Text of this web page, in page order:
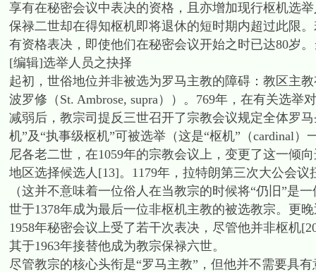
享有在秘密会议中表决的资格，且亦增加现行枢机选
保禄二世却在得知枢机即将退休的短时期内超过此限
有资格表决，即使他们在秘密会议开始之时已达80岁
[编辑]选举人员之抉择
起初，世俗地位并非被选为罗马主教的障碍：教区主
波罗修（St. Ambrose, supra））。769年，在有关选
减弱后，教宗司提反三世召开了宗教会议规定全体罗
机”及“执事级枢机”可被选举（这是“枢机”（cardinal
尼各老二世，在1059年的宗教会议上，变更了这一倾
地区选择候选人[13]。1179年，拉特朗第三次大公会
（这并不意味着一位俗人在当教宗的时候将“仍旧”是
世于1378年成为最后一位非枢机主教的被选教宗。更
1958年秘密会议上受了若干次表决，尽管他并非枢机
其于1963年接替他成为教宗保禄六世。
尽管教宗的核心头衔是“罗马主教”，但他并不需要具